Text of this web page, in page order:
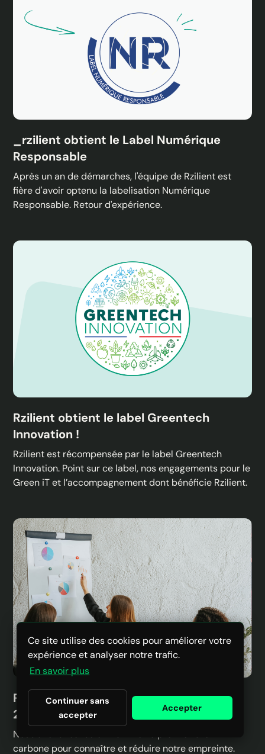
Ce site utilise des cookies pour améliorer votre
expérience et analyser notre trafic.
En savoir plus
Continuer sans
accepter
Accepter
_rzilient obtient le Label Numérique
Responsable
Après un an de démarches, l'équipe de Rzilient est
fière d'avoir optenu la labelisation Numérique
Responsable. Retour d'expérience.
Rzilient obtient le label Greentech
Innovation !
Rzilient est récompensée par le label Greentech
Innovation. Point sur ce label, nos engagements pour le
Green iT et l’accompagnement dont bénéficie Rzilient.
Rzilient a réalisé son bilan carbone fin
2021
Nous avons réalisé en 2021 notre premier bilan
carbone pour connaître et réduire notre empreinte.